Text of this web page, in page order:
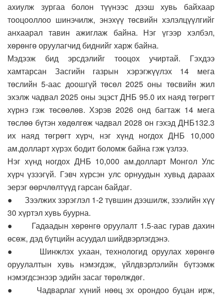
ахиулж зургаа болон түүнээс дээш хувь байхаар
тооцооллоо шинэчилж, энэхүү төсвийн хэлэлцүүлгийг
анхаарал тавин ажиглаж байна. Нэг үгээр хэлбэл,
хөрөнгө оруулагчид биднийг харж байна.
Мэдээж бид эрсдэлийг тооцох учиртай. Гэхдээ
хамтарсан Засгийн газрын хэрэгжүүлэх 14 мега
төслийн 5-аас доошгүй төсөл 2025 оны төсвийн жил
эхэлж чадвал 2025 оны эцэст ДНБ 95.0 их наяд төгрөгт
хүрнэ гэж төсөөлөв. Хэрэв 2026 онд багтаж 14 мега
төслөө бүтэн хөдөлгөж чадвал 2028 он гэхэд ДНБ132.3
их наяд төгрөгт хүрч, нэг хүнд ногдох ДНБ 10,000
ам.долларт хүрэх бодит боломж байна гэж үзлээ.
Нэг хүнд ногдох ДНБ 10,000 ам.долларт Монгол Улс
хүрч үзээгүй. Гэвч хүрсэн улс орнуудын хувьд дараах
эерэг өөрчлөлтүүд гарсан байдаг.
● Зээлжих зэрэглэл 1-2 түвшин дээшилж, зээлийн хүү
30 хүртэл хувь буурна.
● Гадаадын хөрөнгө оруулалт 1.5-аас гурав дахин
өсөж, дэд бүтцийн асуудал шийдвэрлэгдэнэ.
● Шинжлэх ухаан, технологид оруулах хөрөнгө
оруулалтын хувь нэмэгдэж, үйлдвэрлэлийн бүтээмж
нэмэгдсэнээр эдийн засаг төрөлждөг.
● Чадварлаг хүний нөөц эх орондоо буцан ирж,